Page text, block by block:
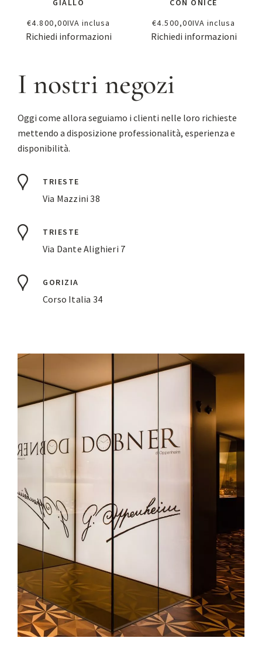
GIALLO
€4.800,00IVA inclusa
Richiedi informazioni
CON ONICE
€4.500,00IVA inclusa
Richiedi informazioni
I nostri negozi
Oggi come allora seguiamo i clienti nelle loro richieste
mettendo a disposizione professionalità, esperienza e
disponibilità.
TRIESTE
Via Mazzini 38
TRIESTE
Via Dante Alighieri 7
GORIZIA
Corso Italia 34